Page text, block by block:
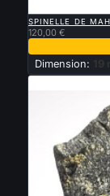
SPINELLE DE
120,00 €
Dimension: 19